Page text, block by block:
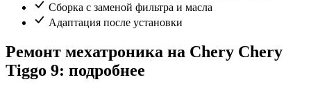
Сборка с заменой фильтра и масла
Адаптация после установки
Ремонт мехатроника на Chery Chery
Tiggo 9: подробнее